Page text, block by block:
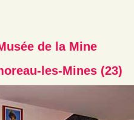
de la Mine
les-Mines (23)